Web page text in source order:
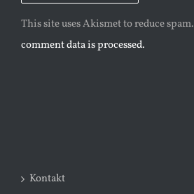
This site uses Akismet to reduce spam.
comment data is processed.
Kontakt